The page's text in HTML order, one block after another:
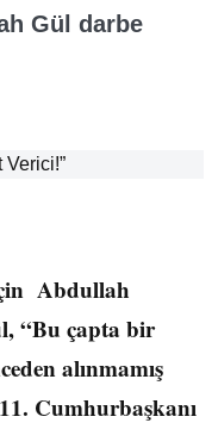
Gül darbe
Abdullah
“Bu çapta bir
alınmamış
Cumhurbaşkanı